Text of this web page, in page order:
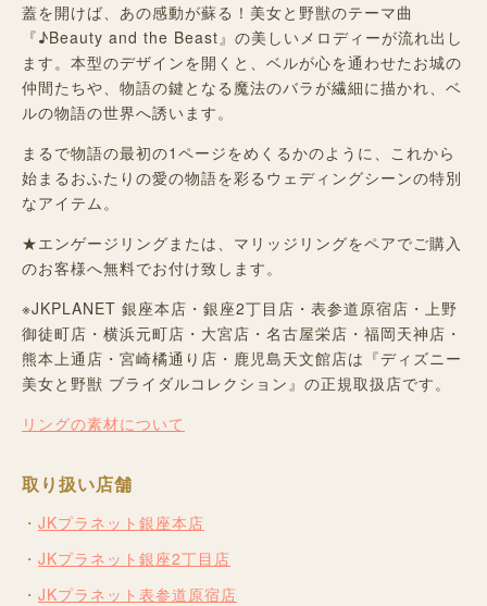
蓋を開けば、あの感動が蘇る！美女と野獣のテーマ曲
『♪Beauty and the Beast』の美しいメロディーが流れ出し
ます。本型のデザインを開くと、ベルが心を通わせたお城の
仲間たちや、物語の鍵となる魔法のバラが繊細に描かれ、ベ
ルの物語の世界へ誘います。
まるで物語の最初の1ページをめくるかのように、これから
始まるおふたりの愛の物語を彩るウェディングシーンの特別
なアイテム。
★エンゲージリングまたは、マリッジリングをペアでご購入
のお客様へ無料でお付け致します。
※JKPLANET 銀座本店・銀座2丁目店・表参道原宿店・上野
御徒町店・横浜元町店・大宮店・名古屋栄店・福岡天神店・
熊本上通店・宮崎橘通り店・鹿児島天文館店は『ディズニー
美女と野獣 ブライダルコレクション』の正規取扱店です。
リングの素材について
取り扱い店舗
JKプラネット銀座本店
JKプラネット銀座2丁目店
JKプラネット表参道原宿店